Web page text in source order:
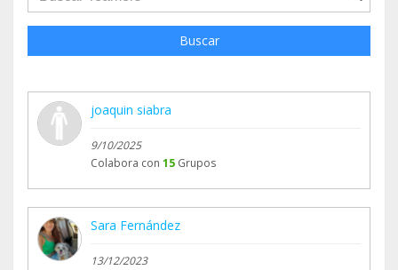
Buscar
joaquin siabra
9/10/2025
Colabora con 15 Grupos
Sara Fernández
13/12/2023